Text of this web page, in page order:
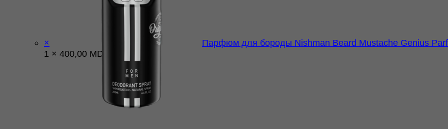
×
Парфюм для бороды Nishman Beard Mustache Genius
1 × 400,00 MDL